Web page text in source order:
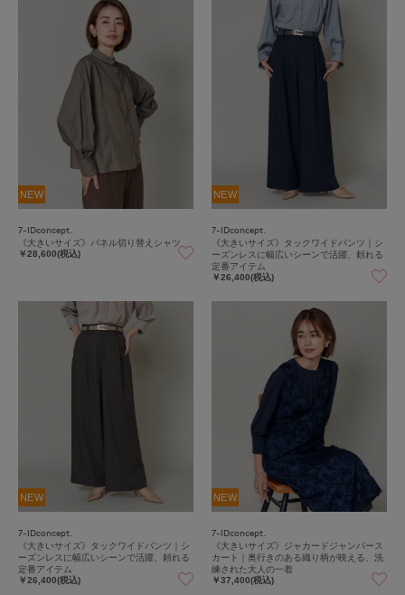
NEW
7-IDconcept.
《大きいサイズ》パネル切り替えシャツ
￥28,600(税込)
NEW
7-IDconcept.
《大きいサイズ》タックワイドパンツ｜シ
ーズンレスに幅広いシーンで活躍、頼れる
定番アイテム
￥26,400(税込)
NEW
7-IDconcept.
《大きいサイズ》タックワイドパンツ｜シ
ーズンレスに幅広いシーンで活躍、頼れる
定番アイテム
￥26,400(税込)
NEW
7-IDconcept.
《大きいサイズ》ジャカードジャンパース
カート｜奥行きのある織り柄が映える、洗
練された大人の一着
￥37,400(税込)